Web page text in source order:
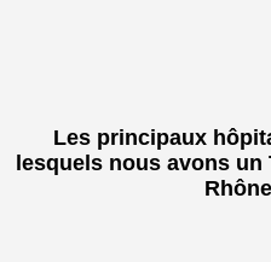
Les principaux
lesquels nous avons un